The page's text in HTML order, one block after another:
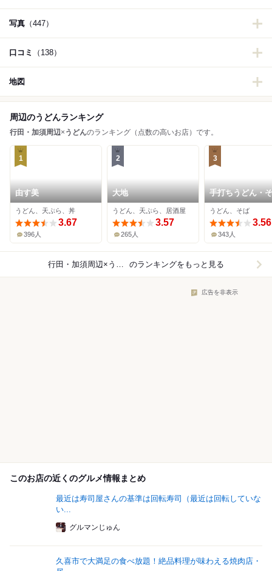
写真 （447）
口コミ （138）
地図
周辺のうどんランキング
行田・加須周辺× うどんのランキング（点数の高いお店）です。
1
由す美
うどん、天ぷら、丼
3.67
396人
2
大地
うどん、天ぷら、居酒屋
3.57
265人
3
手打ちうどん・
子亀
うどん、そば
3.56
343人
行田・加須周辺×うどん のランキングをもっと見る
広告を非表示
このお店の近くのグルメ情報まとめ
最近は寿司屋さんの基準は回転寿司（最近は回転していな
い...
グルマンじゅん
久喜市で大満足の食べ放題！絶品料理が味わえる焼肉店・